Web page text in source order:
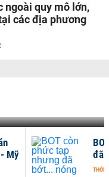
ngoài quy mô lớn,
các địa phương
Mỹ
đã
THỜI